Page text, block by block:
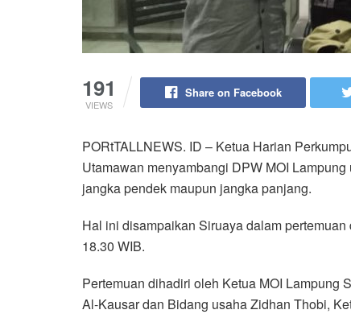
191
VIEWS
Share on Facebook
PORtTALLNEWS. ID – Ketua Harian
Utamawan menyambangi DPW MOI
jangka pendek maupun jangka panjang.
Hal ini disampaikan Siruaya dalam
18.30 WIB.
Pertemuan dihadiri oleh Ketua MOI Lampung
Al-Kausar dan Bidang usaha Zidhan Thobi,